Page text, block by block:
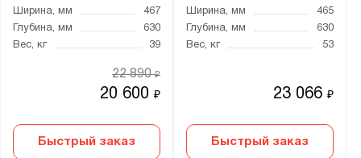
Ширина, мм
467
Глубина, мм
630
Вес, кг
39
20 600₽
22 890₽
Быстрый заказ
Ширина, мм
465
Глубина, мм
630
Вес, кг
53
23 066₽
Быстрый заказ